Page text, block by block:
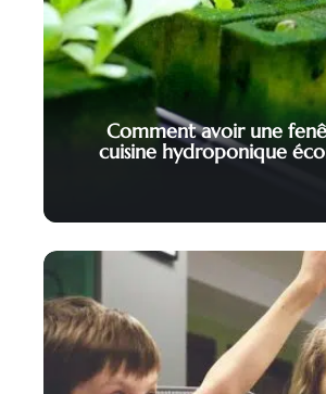
Comment avoir une
cuisine hydroponique